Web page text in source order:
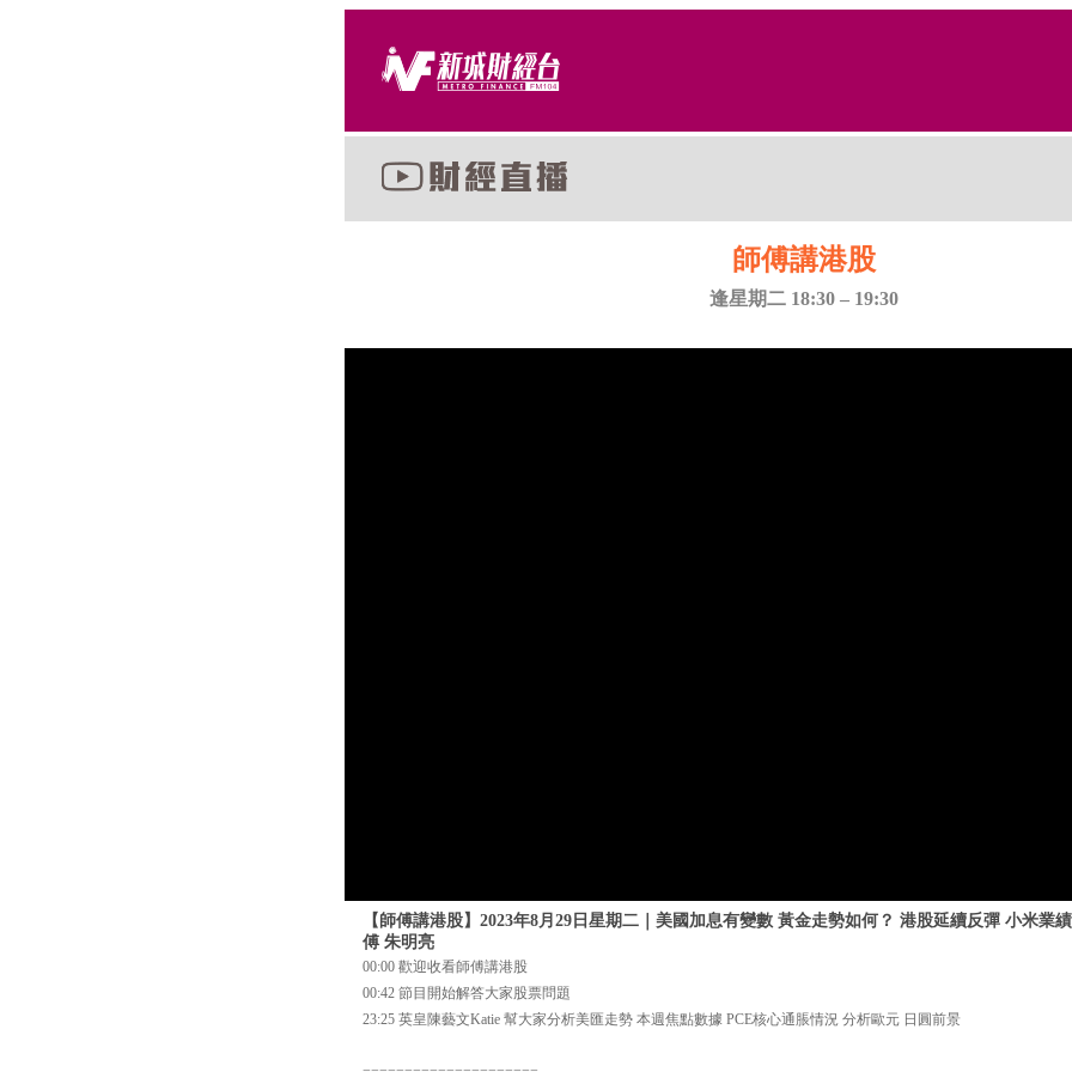
師傅講港股
逢星期二 18:30 – 19:30
【師傅講港股】2023年8月29日星期二｜美國加息有變數 黃金走勢如何？ 港股延續反彈 小米業
傅 朱明亮
00:00 歡迎收看師傅講港股
00:42 節目開始解答大家股票問題
23:25 英皇陳藝文Katie 幫大家分析美匯走勢 本週焦點數據 PCE核心通脹情況 分析歐元 日圓前景